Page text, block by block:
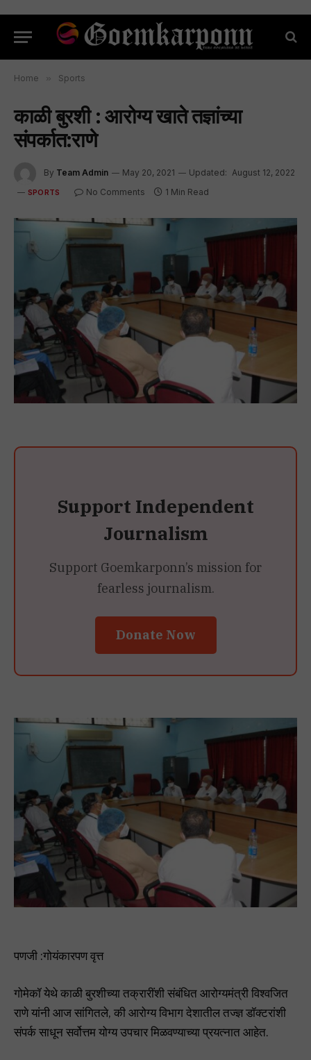
Home » Sports
काळी बुरशी : आरोग्य खाते तज्ञांच्या
संपर्कात:राणे
By Team Admin May 20, 2021 Updated: August 12, 2022
SPORTS No Comments 1 Min Read
Support Independent
Journalism
Support Goemkarponn’s mission for
fearless journalism.
Donate Now
पणजी :गोयंकारपण वृत्त
गोमेकॉ येथे काळी बुरशीच्या तक्रारींशी संबंधित आरोग्यमंत्री विश्वजित
राणे यांनी आज सांगितले, की आरोग्य विभाग देशातील तज्ज्ञ डॉक्टरांशी
संपर्क साधून सर्वोत्तम योग्य उपचार मिळवण्याच्या प्रयत्नात आहेत.